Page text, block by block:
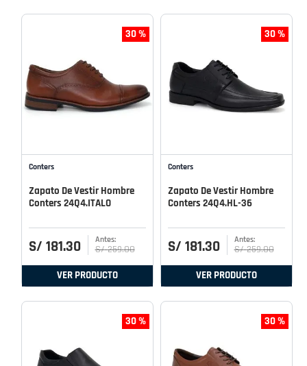
30 %
Conters
Zapato De Vestir Hombre
Conters 24Q4.ITALO
S/ 181.30 S/ 259.00
VER PRODUCTO
30 %
Conters
Zapato De Vestir Hombre
Conters 24Q4.HL-36
S/ 181.30 S/ 259.00
VER PRODUCTO
30 % 30 %